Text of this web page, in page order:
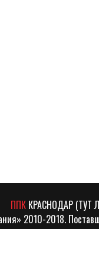
ППККРАСНОДАР (ТУТ
2010-2018.